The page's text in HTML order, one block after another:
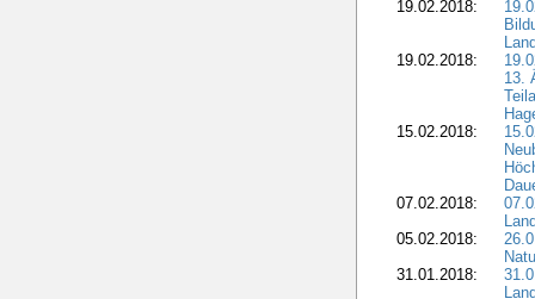
19.02.2018:
19.02.2018:
13.
15.02.2018:
07.02.2018:
05.02.2018:
31.01.2018: